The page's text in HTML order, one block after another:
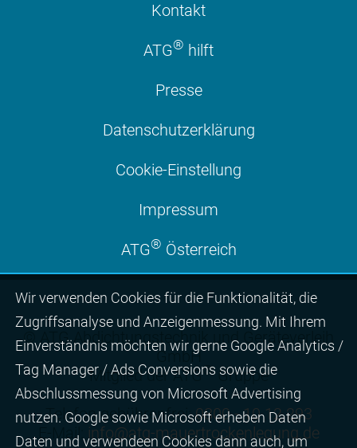
Kontakt
ATG® hilft
Presse
Datenschutzerklärung
Cookie-Einstellung
Impressum
ATG® Österreich
© ATG Abdichtungstechnik und Geräteverleih
GmbH
Mitglied der ATG®Gruppe
Telefon gebührenfrei:0800 - 10 12 293
E-Mail: info@atg-mauertrockenlegung.de
Wir ver­wen­den Cookies für die Funktio­na­lität, die
Zugriffs­ana­lyse und Anzei­gen­mes­sung. Mit Ihrem
Ein­ver­ständ­nis möchten wir gerne Google Analytics /
Tag Manager / Ads Con­ver­sions sowie die
Abschluss­mes­sung von Micro­soft Adver­tising
nutzen. Google sowie Micro­soft erheben Daten
Daten und verwendeen Cookies dann auch, um